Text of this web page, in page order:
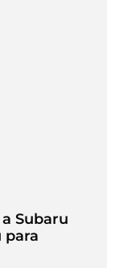
Subaru
para